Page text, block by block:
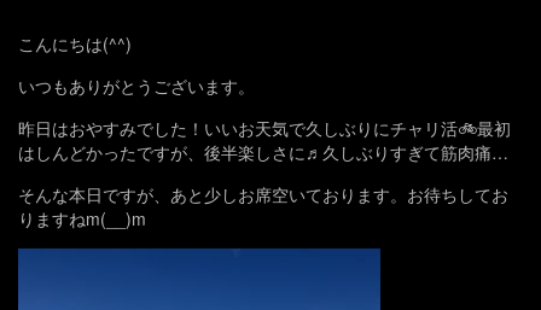
こんにちは(^^)
いつもありがとうございます。
昨日はおやすみでした！いいお天気で久しぶりにチャリ活🚲最初
はしんどかったですが、後半楽しさに♬久しぶりすぎて筋肉痛…
そんな本日ですが、あと少しお席空いております。お待ちしてお
りますねm(__)m